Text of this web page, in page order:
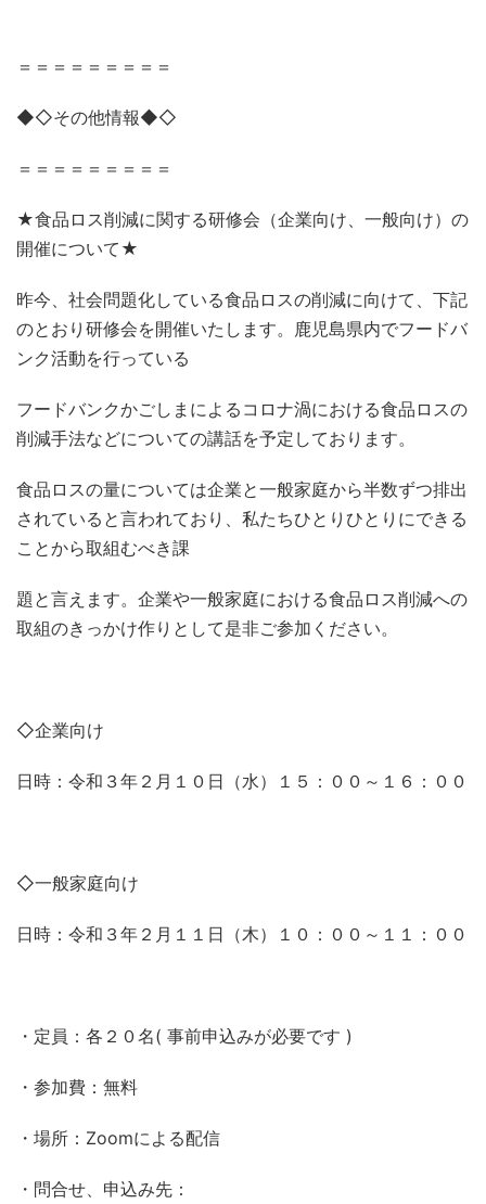
＝＝＝＝＝＝＝＝＝
◆◇その他情報◆◇
＝＝＝＝＝＝＝＝＝
★食品ロス削減に関する研修会（企業向け、一般向け）の
開催について★
昨今、社会問題化している食品ロスの削減に向けて、下記
のとおり研修会を開催いたします。鹿児島県内でフードバ
ンク活動を行っている
フードバンクかごしまによるコロナ渦における食品ロスの
削減手法などについての講話を予定しております。
食品ロスの量については企業と一般家庭から半数ずつ排出
されていると言われており、私たちひとりひとりにできる
ことから取組むべき課
題と言えます。企業や一般家庭における食品ロス削減への
取組のきっかけ作りとして是非ご参加ください。
◇企業向け
日時：令和３年２月１０日（水）１５：００～１６：００
◇一般家庭向け
日時：令和３年２月１１日（木）１０：００～１１：００
・定員：各２０名( 事前申込みが必要です )
・参加費：無料
・場所：Zoomによる配信
・問合せ、申込み先：